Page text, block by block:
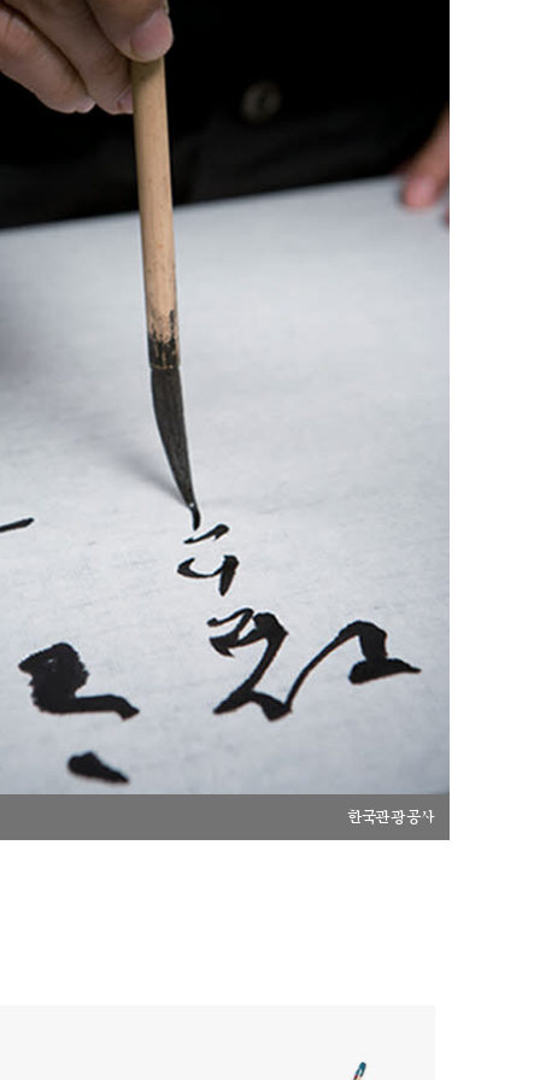
한국관광공사